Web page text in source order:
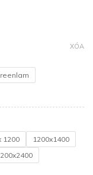
1200
1200x1400
XÓA